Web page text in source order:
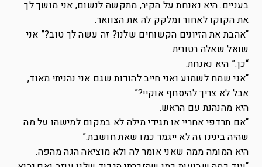
בעניים. היא נאנחת על הקיר, מתקשה לנשום, אני מושך לך
את הקוקו לאחור ומלקק לה את הצוואר.
“אהבת את הזיונים הקשוחים שלנו? זה עשה לך טוב?” אני
שואל שאלה רטורית.
“כן.” היא נאנחת.
“אני שמח לשמוע ואני חייב להודות שגם אני נהניתי מאוד,
אבל לא צריך להיסחף אוקיי?”
היא מהנהנת עם הראש.
“אם תרדפי אחריי או תגידי מילה לא במקום למישהו על מה
שהיה בינינו זה לא ייגמר כמו שאת חושבת.”
היא המומה ממה שאני אומר לה ולא מוציאה הגה מהפה.